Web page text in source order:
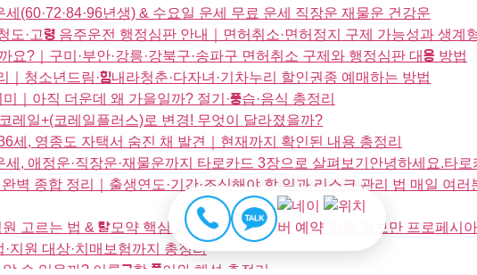
(60·72·84·96년생) & 수요일 운세 무료 운세 직장운 재물운 건강운
청도·고령 음주운전 행정심판 안내｜면허취소·면허정지 구제 가능성과 생계
요?｜구미·부안·강릉·강북구·송파구 면허취소 구제와 행정심판 대응 방법
｜청소년드림·힘내라청춘·다자녀·기차누리 할인권종 예매하는 방법
｜아직 더운데 왜 가을일까? 절기·풍습·음식 총정리
레일+(코레일플러스)로 변경! 무엇이 달라졌을까?
, 영종도 자택서 숨진 채 발견｜현재까지 확인된 내용 총정리
, 애정운·직장운·재물운까지 타로카드 3장으로 살펴보기안녕하세요.타
벽 종합 정리｜출생연도·기간·조심해야 할 일과 리스크 관리 법 매일 여
고르는 법 & 탈모약 핵심 정리 건강, 질병, 약 관련 알짜 정보만 프로페시
지원 대상·치매보험까지 총정리
수 있을까? 이름궁합 풀이와 해석 총정리